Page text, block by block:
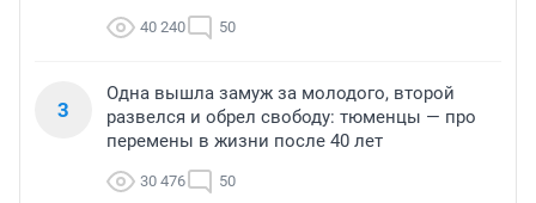
40 240 50
3
Одна вышла замуж за молодого, второй
развелся и обрел свободу: тюменцы — про
перемены в жизни после 40 лет
30 476 50